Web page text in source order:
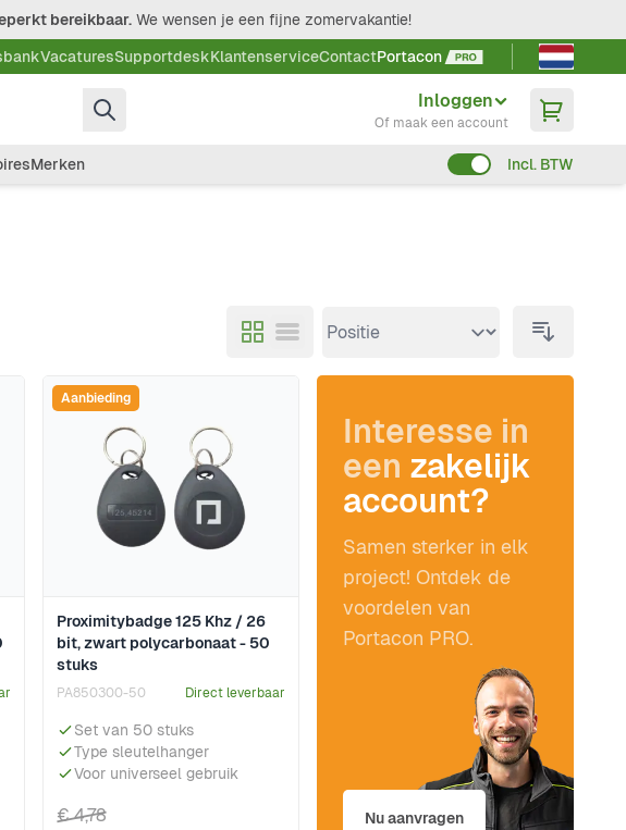
bereikbaar. We wensen je een fijne zomervakantie!
VacaturesSupportdeskKlantenserviceContactPortacon
Taal kiezen
Inloggen
Of maak een account
Merken Incl. BTW
Proximitybadge 125 Khz / 26
bit, zwart polycarbonaat - 50
stuks
PA850300-50 Direct leverbaar
Set van 50 stuks
Type sleutelhanger
Voor universeel gebruik
€ 4,78
Aanbieding
Interesse in
een zakelijk
account?
Samen sterker in elk
project! Ontdek de
voordelen van
Portacon PRO.
Nu aanvragen